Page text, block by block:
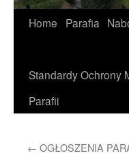
Home Parafia
Standardy Ochrony
Parafii
← OGŁOSZENIA